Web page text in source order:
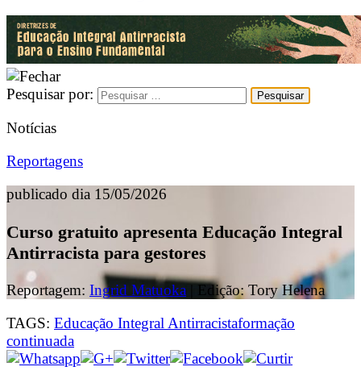
Pesquisar por:
Notícias
Reportagens
publicado dia 15/05/2026
Curso gratuito apresenta Educação Integral
Antirracista para gestores
Reportagem: Ingrid Matuoka | Edição: Tory Helena
TAGS: Educação Integral Antirracistaformação
continuada